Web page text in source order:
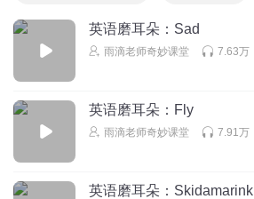
英语磨耳朵：Sad
雨滴老师奇妙课堂 7.63万
英语磨耳朵：Fly
雨滴老师奇妙课堂 7.91万
英语磨耳朵：Skidamarink